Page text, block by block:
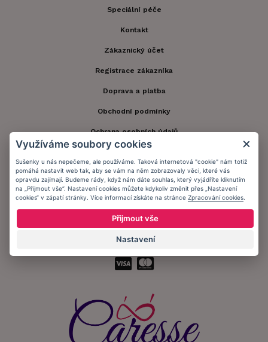
Speciální péče
Kontakt
Zákaznický účet
Registrace zákazníka
Doprava a platba
Obchodní podmínky
Ochrana osobních údajů
Informační memorandum
Zůstaňte s námi v kontaktu.
Přijímáme platby:
Využíváme soubory cookies
Sušenky u nás nepečeme, ale používáme. Taková internetová "cookie" nám totiž
pomáhá nastavit web tak, aby se vám na něm zobrazovaly věci, které vás
opravdu zajímají. Budeme rády, když nám dáte souhlas, který vyjádříte kliknutím
na „Přijmout vše“. Nastavení cookies můžete kdykoliv změnit přes „Nastavení
cookies“ v zápatí stránky. Více informací získáte na stránce Zpracování cookies
Přijmout vše
Nastavení